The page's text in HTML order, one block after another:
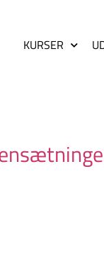
KURSER